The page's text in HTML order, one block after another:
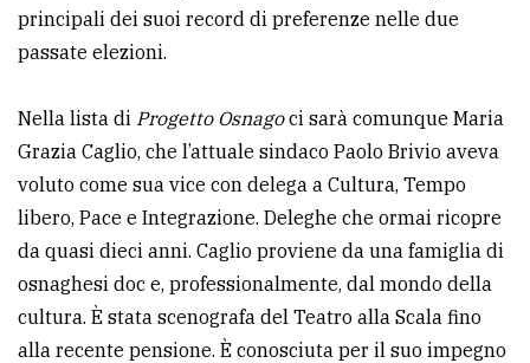
principali dei suoi record di preferenze nelle due
passate elezioni.
Nella lista di Progetto Osnagoci sarà comunque Maria
Grazia Caglio, che l’attuale sindaco Paolo Brivio aveva
voluto come sua vice con delega a Cultura, Tempo
libero, Pace e Integrazione. Deleghe che ormai ricopre
da quasi dieci anni. Caglio proviene da una famiglia di
osnaghesi doc e, professionalmente, dal mondo della
cultura. È stata scenografa del Teatro alla Scala fino
alla recente pensione. È conosciuta per il suo impegno